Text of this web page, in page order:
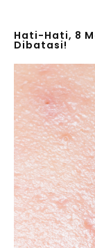
Hati-Hati, 8
Dibatasi!